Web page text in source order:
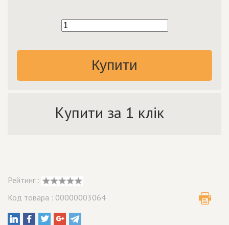
Купити
Купити за 1 клік
Рейтинг :
Код товара : 00000003064